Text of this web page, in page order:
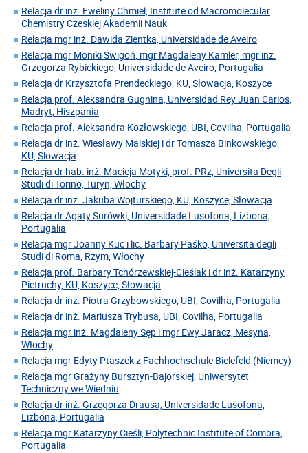
Relacja dr inż. Eweliny Chmiel, Institute od Macromolecular
Chemistry Czeskiej Akademii Nauk
Relacja mgr inż. Dawida Zientka, Universidade de Aveiro
Relacja mgr Moniki Świgoń, mgr Magdaleny Kamler, mgr inż.
Grzegorza Rybickiego, Universidade de Aveiro, Portugalia
Relacja dr Krzysztofa Prendeckiego, KU, Słowacja, Koszyce
Relacja prof. Aleksandra Gugnina, Universidad Rey Juan Carlos,
Madryt, Hiszpania
Relacja prof. Aleksandra Kozłowskiego, UBI, Covilha, Portugalia
Relacja dr inż. Wiesławy Malskiej i dr Tomasza Binkowskiego,
KU, Slowacja
Relacja dr hab. inż. Macieja Motyki, prof. PRz, Universita Degli
Studi di Torino, Turyn, Włochy
Relacja dr inż. Jakuba Wojturskiego, KU, Koszyce, Słowacja
Relacja dr Agaty Surówki, Universidade Lusofona, Lizbona,
Portugalia
Relacja mgr Joanny Kuc i lic. Barbary Paśko, Universita degli
Studi di Roma, Rzym, Włochy
Relacja prof. Barbary Tchórzewskiej-Cieślak i dr inż. Katarzyny
Pietruchy, KU, Koszyce, Słowacja
Relacja dr inz. Piotra Grzybowskiego, UBI, Covilha, Portugalia
Relacja dr inż. Mariusza Trybusa, UBI, Covilha, Portugalia
Relacja mgr inż. Magdaleny Sęp i mgr Ewy Jaracz, Mesyna,
Włochy
Relacja mgr Edyty Ptaszek z Fachhochschule Bielefeld (Niemcy)
Relacja mgr Grażyny Bursztyn-Bajorskiej, Uniwersytet
Techniczny we Wiedniu
Relacja dr inż. Grzegorza Drausa, Universidade Lusofona,
Lizbona, Portugalia
Relacja mgr Katarzyny Cieśli, Polytechnic Institute of Combra,
Portugalia